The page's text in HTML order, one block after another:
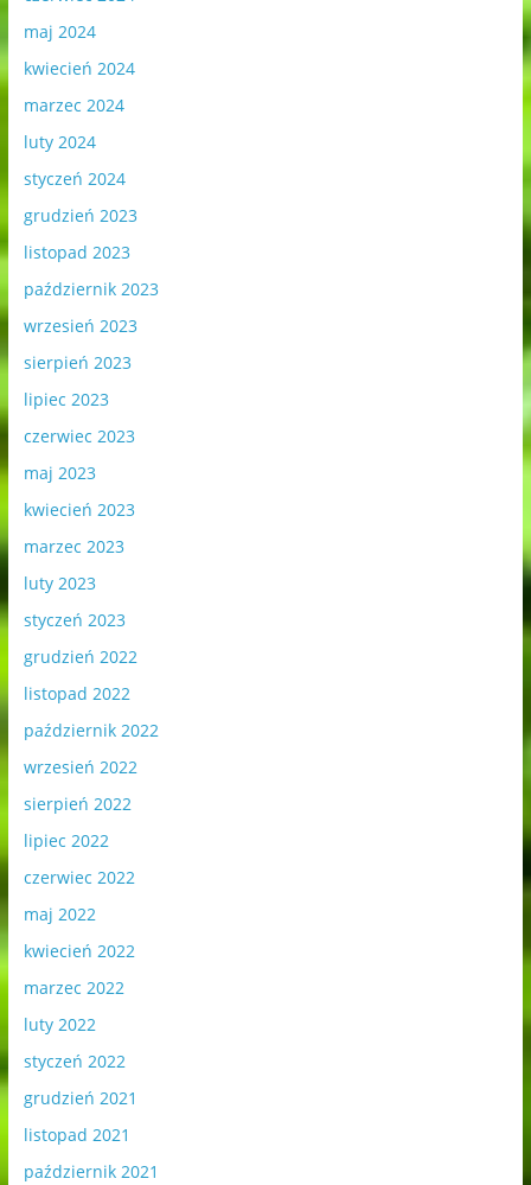
maj 2024
kwiecień 2024
marzec 2024
luty 2024
styczeń 2024
grudzień 2023
listopad 2023
październik 2023
wrzesień 2023
sierpień 2023
lipiec 2023
czerwiec 2023
maj 2023
kwiecień 2023
marzec 2023
luty 2023
styczeń 2023
grudzień 2022
listopad 2022
październik 2022
wrzesień 2022
sierpień 2022
lipiec 2022
czerwiec 2022
maj 2022
kwiecień 2022
marzec 2022
luty 2022
styczeń 2022
grudzień 2021
listopad 2021
październik 2021